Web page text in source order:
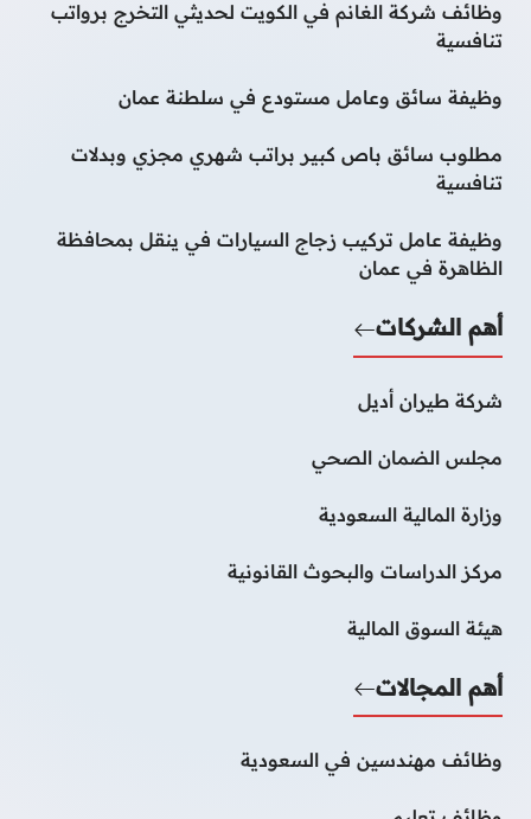
وظائف شركة الغانم في الكويت لحديثي التخرج برواتب
تنافسية
وظيفة سائق وعامل مستودع في سلطنة عمان
مطلوب سائق باص كبير براتب شهري مجزي وبدلات
تنافسية
وظيفة عامل تركيب زجاج السيارات في ينقل بمحافظة
الظاهرة في عمان
أهم الشركات
شركة طيران أديل
مجلس الضمان الصحي
وزارة المالية السعودية
مركز الدراسات والبحوث القانونية
هيئة السوق المالية
أهم المجالات
وظائف مهندسين في السعودية